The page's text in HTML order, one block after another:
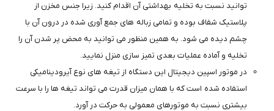
توانید نسبت به تخلیه بهداشتی آن اقدام کنید. زیرا جنس مخزن از
پلاستیک شفاف بوده و تمامی زباله های جمع آوری شده در درون آن با
چشم دیده می شود. به همین منظور می توانید به محض پر شدن آن را
تخلیه و آماده عملیات بعدی تمیز سازی منزل نمایید.
در موتور اسپین دیجیتال این دستگاه از تیغه های نوع آیرودینامیکی
استفاده شده است که با همان میزان قدرت می تواند تیغه ها را با سرعت
بیشتری نسبت به موتورهای معمولی به حرکت در آورد.